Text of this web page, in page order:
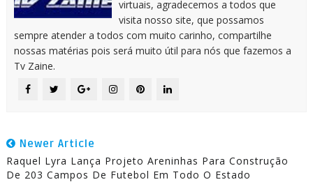
virtuais, agradecemos a todos que
visita nosso site, que possamos
sempre atender a todos com muito carinho, compartilhe
nossas matérias pois será muito útil para nós que fazemos a
Tv Zaine.
Newer Article
Raquel Lyra Lança Projeto Areninhas Para Construção
De 203 Campos De Futebol Em Todo O Estado